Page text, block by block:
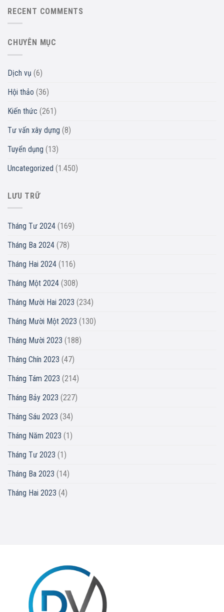
RECENT COMMENTS
CHUYÊN MỤC
Dịch vụ (6)
Hội thảo (36)
Kiến thức (261)
Tư vấn xây dựng (8)
Tuyển dụng (13)
Uncategorized (1.450)
LƯU TRỮ
Tháng Tư 2024 (169)
Tháng Ba 2024 (78)
Tháng Hai 2024 (116)
Tháng Một 2024 (308)
Tháng Mười Hai 2023 (234)
Tháng Mười Một 2023 (130)
Tháng Mười 2023 (188)
Tháng Chín 2023 (47)
Tháng Tám 2023 (214)
Tháng Bảy 2023 (227)
Tháng Sáu 2023 (34)
Tháng Năm 2023 (1)
Tháng Tư 2023 (1)
Tháng Ba 2023 (14)
Tháng Hai 2023 (4)